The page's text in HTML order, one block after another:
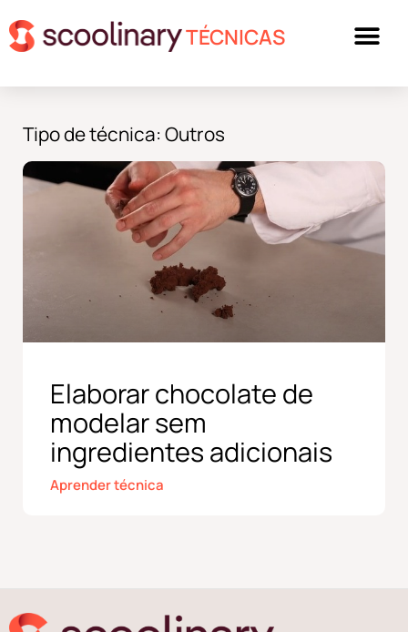
TÉCNICAS
Tipo de técnica: Outros
Elaborar chocolate de
modelar sem
ingredientes adicionais
Aprender técnica